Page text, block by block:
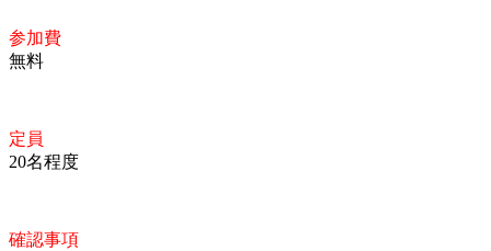
参加費
無料
定員
20名程度
確認事項